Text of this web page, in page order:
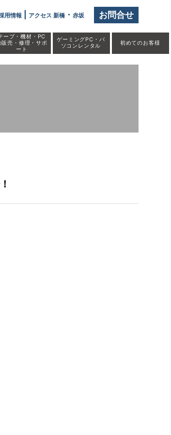
お問合せ
用情報 アクセス 新橋・ 赤坂
ープ・機材・PC
販売・修理・サポ
ート
ゲーミングPC・パ
ソコンレンタル
初めてのお客様